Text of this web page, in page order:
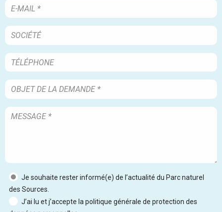
Je souhaite rester informé(e) de l’actualité du Parc naturel
des Sources.
J’ai lu et j’accepte la politique générale de protection des